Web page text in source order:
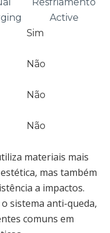
Active
Sim
Não
Não
Não
materiais mais
mas também
a impactos.
sistema anti-queda,
comuns em